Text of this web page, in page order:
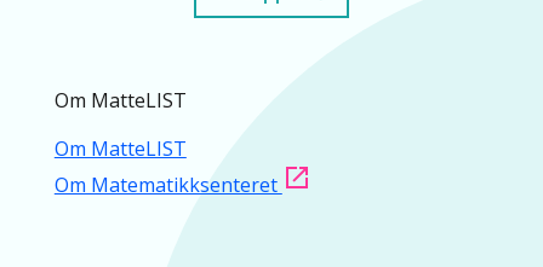
Om MatteLIST
Om MatteLIST
Om Matematikksenteret